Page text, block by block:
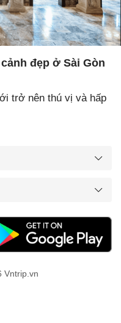
đẹp ở Sài Gòn
trở nên thú vị và hấp
Vntrip.vn